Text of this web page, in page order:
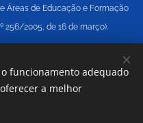
Áreas de Educação e Formação
256/2005, de 16 de março).
eAplausos,Lda Cookies
funcionamento adequado
a melhor